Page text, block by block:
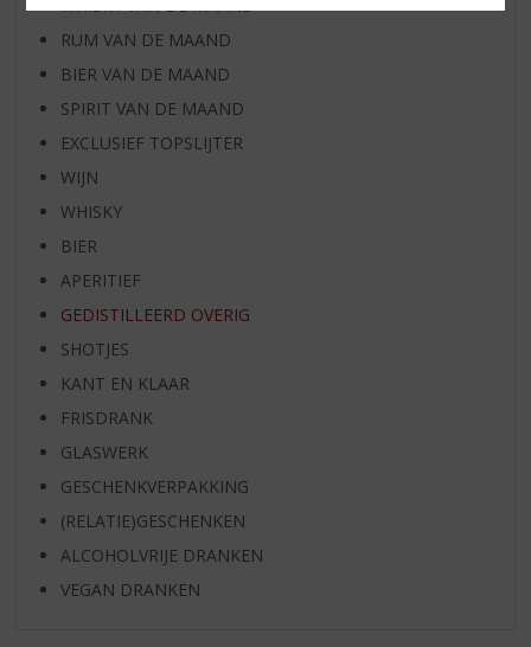
WHISKY VAN DE MAAND
RUM VAN DE MAAND
BIER VAN DE MAAND
SPIRIT VAN DE MAAND
EXCLUSIEF TOPSLIJTER
WIJN
WHISKY
BIER
APERITIEF
GEDISTILLEERD OVERIG
SHOTJES
KANT EN KLAAR
FRISDRANK
GLASWERK
GESCHENKVERPAKKING
(RELATIE)GESCHENKEN
ALCOHOLVRIJE DRANKEN
VEGAN DRANKEN